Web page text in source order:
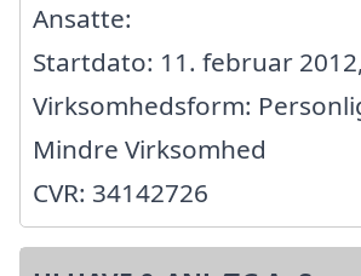
Ansatte:
Startdato: 11. februar 2012,
Virksomhedsform:
Mindre Virksomhed
CVR: 34142726